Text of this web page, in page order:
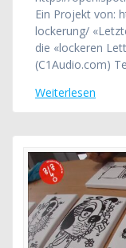
Ein Projekt von:
lockerung/
die «lockeren
(C1Audio.com)
Weiterlesen